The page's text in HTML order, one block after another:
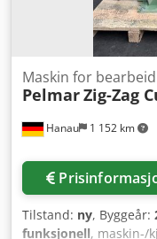
Hanau 1 152 km
Maskin for
PelmarZig-Zag
Tilstand: ny, Byggeår:
funksjonell, maskin-/